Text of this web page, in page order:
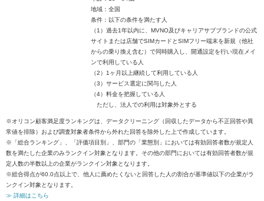
地域：全国
条件：以下の条件を満たす人
（1）過去1年以内に、MVNO及びキャリアサブブランドの公式
サイトまたは店舗でSIMカードとSIMフリー端末を新規（他社
からの乗り換え含む）で同時購入し、開通設定を行い現在メイ
ンで利用している人
（2）1ヶ月以上継続して利用している人
（3）サービス選定に関与した人
（4）料金を把握している人
ただし、法人での利用は対象外とする
※オリコン顧客満足度ランキングは、データクリーニング（回収したデータから不正回答や異
常値を排除）および調査対象者条件から外れた回答を除外した上で作成しています。
※「総合ランキング」、「評価項目別」、部門の「業態別」においては有効回答者数が規定人
数を満たした企業のみランクイン対象となります。その他の部門においては有効回答者数が規
定人数の半数以上の企業がランクイン対象となります。
※総合得点が60.0点以上で、他人に薦めたくないと回答した人の割合が基準値以下の企業がラ
ンクイン対象となります。
≫ 詳細はこちら